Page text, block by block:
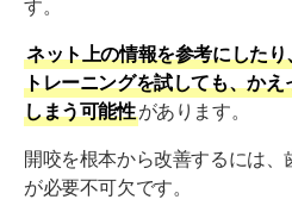
す。
ネット上の情報を参考にした
トレーニングを試しても、か
しまう可能性があります。
開咬を根本から改善するには
が必要不可欠です。